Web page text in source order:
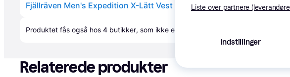
Fjällräven Men's Expedition X-Lätt Vest Black, M
Produktet fås også hos 4 butikker, som ikke er betalende kunde i denne kategori.
Relaterede produkter
Liste over partnere
Indstillinger